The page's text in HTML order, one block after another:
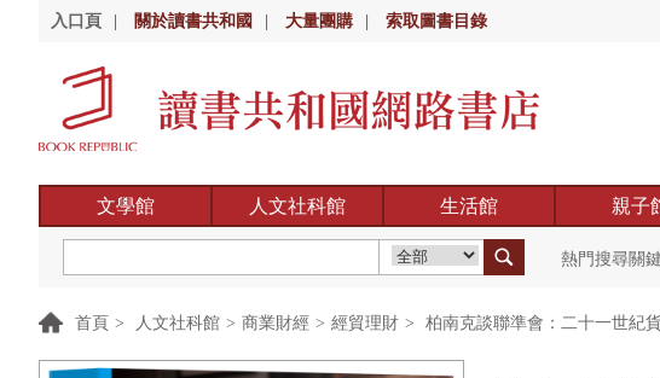
入口頁 關於讀書共和國 大量團購 索取圖書目錄
文學館 人文社科館 生活館 親子
熱門搜尋關
首頁 > 人文社科館 > 商業財經 > 經貿理財 > 柏南克談聯準會：二十一世紀